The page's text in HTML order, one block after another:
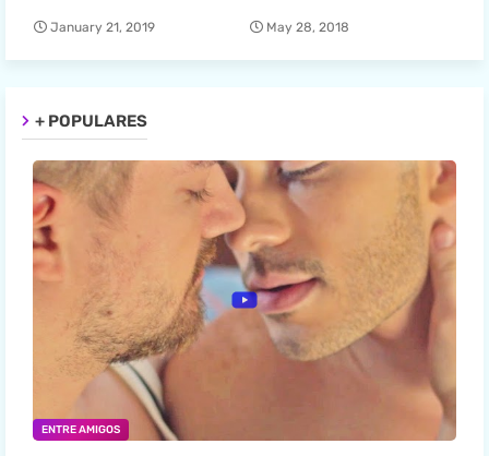
January 21, 2019 May 28, 2018
+ POPULARES
ENTRE AMIGOS